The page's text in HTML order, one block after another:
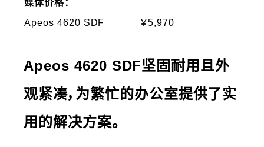
媒体价格：
Apeos 4620 SDF
￥5,970
Apeos 4620 SDF坚固耐用且外
观紧凑，为繁忙的办公室提供了实
用的解决方案。